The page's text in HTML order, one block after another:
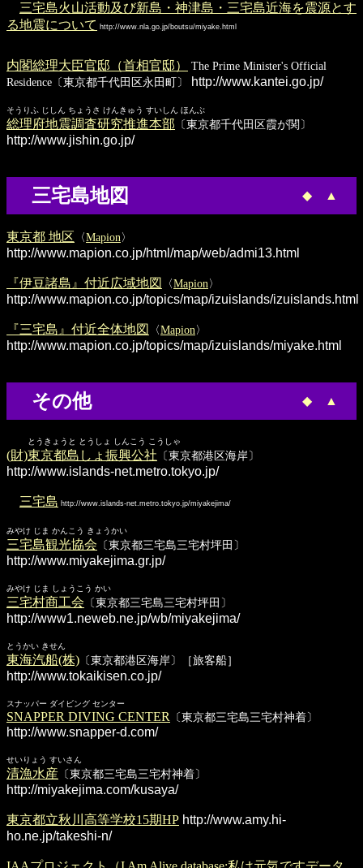
三宅島火山活動及び新島・神津島・三宅島近海を震源とす
る地震について http://www.nla.go.jp/boutsu/miyake.html
内閣総理大臣官邸（首相官邸）
The Prime Minister's Official
Residence〔東京都千代田区永田町〕
http://www.kantei.go.jp/
そうりふ じしん ちょうさ けんきゅう すいしん ほんぶ
総理府地震調査研究推進本部 〔東京都千代田区霞が関〕
http://www.jishin.go.jp/
三宅島地図 ◆ ▲
東京都 地区 〈Mapion〉
http://www.mapion.co.jp/html/map/web/admi13.html
『伊豆諸島』付近広域地図 〈Mapion〉
http://www.mapion.co.jp/topics/map/izuislands/izuislands.html
『三宅島』付近全体地図 〈Mapion〉
http://www.mapion.co.jp/topics/map/izuislands/miyake.html
その他 ◆ ▲
とうきょうと とうしょ しんこう こうしゃ
(財)東京都島しょ振興公社 〔東京都港区海岸〕
http://www.islands-net.metro.tokyo.jp/
三宅島 http://www.islands-net.metro.tokyo.jp/miyakejima/
みやけ じま かんこう きょうかい
三宅島観光協会 〔東京都三宅島三宅村坪田〕
http://www.miyakejima.gr.jp/
みやけ じま しょうこう かい
三宅村商工会 〔東京都三宅島三宅村坪田〕
http://www1.neweb.ne.jp/wb/miyakejima/
とうかい きせん
東海汽船(株) 〔東京都港区海岸〕［旅客船］
http://www.tokaikisen.co.jp/
スナッパー ダイビング センター
SNAPPER DIVING CENTER 〔東京都三宅島三宅村神着〕
http://www.snapper-d.com/
せいりょう すいさん
清漁水産 〔東京都三宅島三宅村神着〕
http://miyakejima.com/kusaya/
東京都立秋川高等学校15期HP http://www.amy.hi-
ho.ne.jp/takeshi-n/